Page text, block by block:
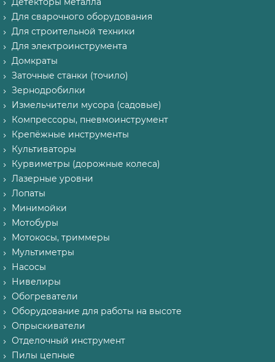
Для сварочного оборудования
Для строительной техники
Для электроинструмента
Домкраты
Заточные станки (точило)
Зернодробилки
Измельчители мусора (садовые)
Компрессоры, пневмоинструмент
Крепёжные инструменты
Культиваторы
Курвиметры (дорожные колеса)
Лазерные уровни
Лопаты
Минимойки
Мотобуры
Мотокосы, триммеры
Мультиметры
Насосы
Нивелиры
Обогреватели
Оборудование для работы на высоте
Опрыскиватели
Отделочный инструмент
Пилы цепные